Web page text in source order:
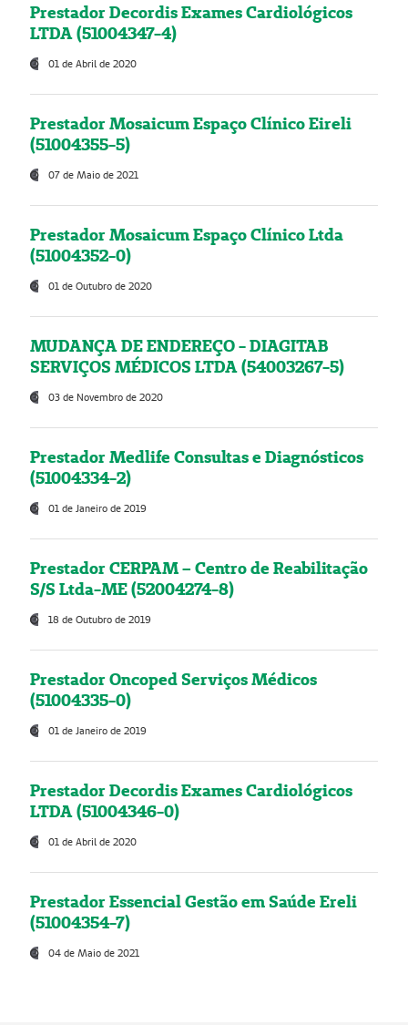
Prestador Decordis Exames Cardiológicos
LTDA (51004347-4)
01 de Abril de 2020
Prestador Mosaicum Espaço Clínico Eireli
(51004355-5)
07 de Maio de 2021
Prestador Mosaicum Espaço Clínico Ltda
(51004352-0)
01 de Outubro de 2020
MUDANÇA DE ENDEREÇO - DIAGITAB
SERVIÇOS MÉDICOS LTDA (54003267-5)
03 de Novembro de 2020
Prestador Medlife Consultas e Diagnósticos
(51004334-2)
01 de Janeiro de 2019
Prestador CERPAM – Centro de Reabilitação
S/S Ltda-ME (52004274-8)
18 de Outubro de 2019
Prestador Oncoped Serviços Médicos
(51004335-0)
01 de Janeiro de 2019
Prestador Decordis Exames Cardiológicos
LTDA (51004346-0)
01 de Abril de 2020
Prestador Essencial Gestão em Saúde Ereli
(51004354-7)
04 de Maio de 2021